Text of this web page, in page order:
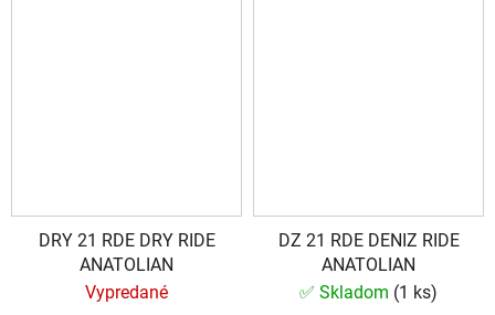
DRY 21 RDE DRY RIDE
ANATOLIAN
Vypredané
DZ 21 RDE DENIZ RIDE
ANATOLIAN
✅ Skladom (1 ks)